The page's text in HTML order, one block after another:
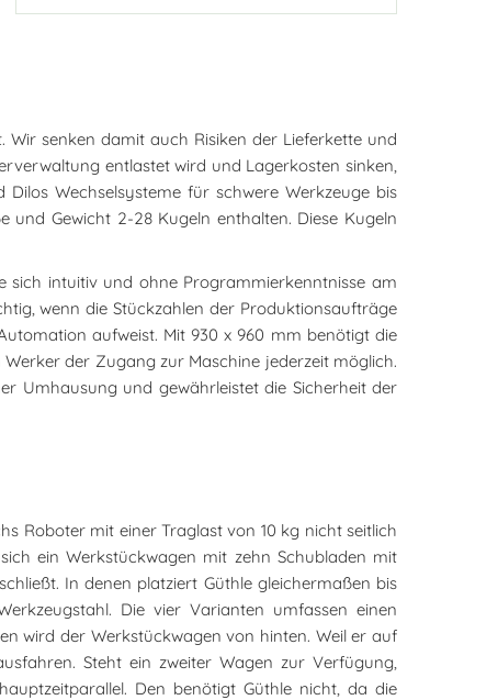
senken damit auch Risiken der Lieferkette und
entlastet wird und Lagerkosten sinken,
Wechselsysteme für schwere Werkzeuge bis
und Gewicht 2-28 Kugeln enthalten. Diese Kugeln
sich intuitiv und ohne Programmierkenntnisse am
wenn die Stückzahlen der Produktionsaufträge
aufweist. Mit 930 x 960 mm benötigt die
der Zugang zur Maschine jederzeit möglich.
Umhausung und gewährleistet die Sicherheit der
Roboter mit einer Traglast von 10 kg nicht seitlich
ein Werkstückwagen mit zehn Schubladen mit
In denen platziert Güthle gleichermaßen bis
Die vier Varianten umfassen einen
wird der Werkstückwagen von hinten. Weil er auf
Steht ein zweiter Wagen zur Verfügung,
Den benötigt Güthle nicht, da die